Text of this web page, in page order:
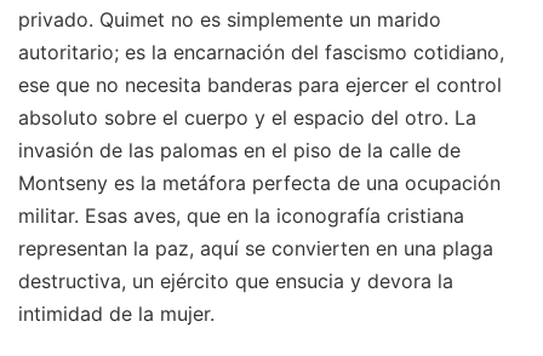
privado. Quimet no es simplemente un marido
autoritario; es la encarnación del fascismo cotidiano,
ese que no necesita banderas para ejercer el control
absoluto sobre el cuerpo y el espacio del otro. La
invasión de las palomas en el piso de la calle de
Montseny es la metáfora perfecta de una ocupación
militar. Esas aves, que en la iconografía cristiana
representan la paz, aquí se convierten en una plaga
destructiva, un ejército que ensucia y devora la
intimidad de la mujer.